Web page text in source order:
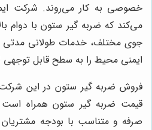
خصوصی به کار می‌روند. شرکت
می‌کند که ضربه گیر ستون با دوام
جوی مختلف، خدمات طولانی مدتی
ایمنی محیط را به سطح قابل
فروش ضربه گیر ستون در این
قیمت ضربه گیر ستون همراه
صرفه و متناسب با بودجه مشتریان